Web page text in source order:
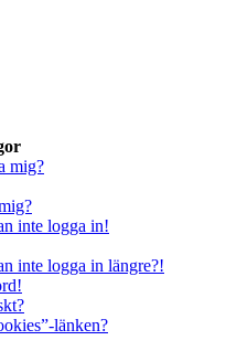
mig?
inte logga in!
inte logga in längre?!
länken?